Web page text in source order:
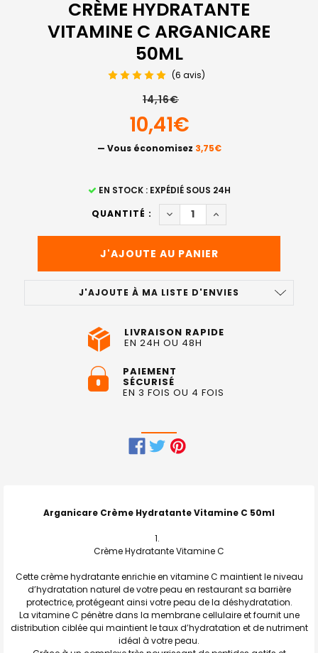
CRÈME HYDRATANTE
VITAMINE C ARGANICARE
50ML
(6 avis)
14,16€
10,41€
— Vous économisez 3,75€
EN STOCK : EXPÉDIÉ SOUS 24H
QUANTITÉ :
DIMINUER LA QUANTITÉ DE
AUGMENTER LA
J'AJOUTE À MA LISTE D'ENVIES
LIVRAISON RAPIDE
EN 24H OU 48H
PAIEMENT
SÉCURISÉ
EN 3 FOIS OU 4 FOIS
ENSEMBLE
J'AJOUTE
LA
SÉLECTION
AU PANIER
Arganicare Crème Hydratante Vitamine C 50ml
Crème Hydratante Vitamine C
Cette crème hydratante enrichie en vitamine C maintient le niveau
d’hydratation naturel de votre peau en restaurant sa barrière
protectrice, protégeant ainsi votre peau de la déshydratation.
La vitamine C pénètre dans la membrane cellulaire et fournit une
distribution ciblée qui maintient le taux d’hydratation et de nutriment
idéal à votre peau.